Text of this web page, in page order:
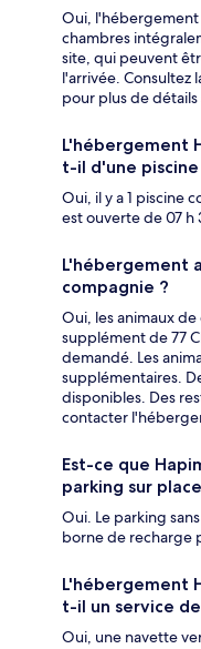
Oui, l'hébergement
chambres
site, qui peuvent
l'arrivée.
pour plus de
L'hébergement
t-il d'une piscine
Oui, il y a 1 piscine
est ouverte de 07 h
L'hébergement
compagnie ?
Oui, les animaux
supplément de 77
demandé. Les
supplémentaires.
disponibles. Des
contacter
Est-ce que
parking sur
Oui. Le parking
borne de recharge
L'hébergement
t-il un service
Oui, une navette